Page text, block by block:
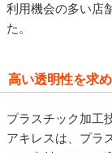
利用機会の多い店
た。
高い透明性を求
プラスチック加工
アキレスは、プラ